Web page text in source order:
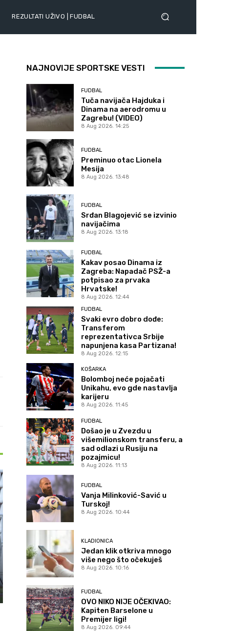
REZULTATI UŽIVO | FUDBAL
NAJNOVIJE SPORTSKE VESTI
FUDBAL
Tuča navijača Hajduka i
Dinama na aerodromu u
Zagrebu! (VIDEO)
8 Aug 2026. 14:25
FUDBAL
Preminuo otac Lionela
Mesija
8 Aug 2026. 13:48
FUDBAL
Srđan Blagojević se izvinio
navijačima
8 Aug 2026. 13:18
FUDBAL
Kakav posao Dinama iz
Zagreba: Napadač PSŽ-a
potpisao za prvaka
Hrvatske!
8 Aug 2026. 12:44
FUDBAL
Svaki evro dobro dođe:
Transferom
reprezentativca Srbije
napunjena kasa Partizana!
8 Aug 2026. 12:15
KOŠARKA
Bolomboj neće pojačati
Unikahu, evo gde nastavlja
karijeru
8 Aug 2026. 11:45
FUDBAL
Došao je u Zvezdu u
višemilionskom transferu, a
sad odlazi u Rusiju na
pozajmicu!
8 Aug 2026. 11:13
FUDBAL
Vanja Milinković-Savić u
Turskoj!
8 Aug 2026. 10:44
KLADIONICA
Jedan klik otkriva mnogo
više nego što očekuješ
8 Aug 2026. 10:16
FUDBAL
OVO NIKO NIJE OČEKIVAO:
Kapiten Barselone u
Premijer ligi!
8 Aug 2026. 09:44